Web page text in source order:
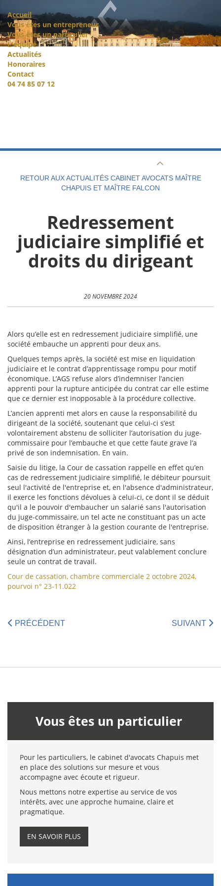
Accueil
Vous êtes un entrepreneur
Vous êtes un particulier
L'équipe
Actualités
Honoraires
Contact
04 74 85 07 12
RETOUR AUX ACTUALITÉS CABINET AVOCATS MAÎTRE
CHAPUIS ET MAÎTRE FALCON
Redressement
judiciaire simplifié et
droits du dirigeant
20 NOVEMBRE 2024
Alors qu’elle est en redressement judiciaire simplifié, une
société embauche un apprenti pour deux ans.
Quelques temps après, la société est mise en liquidation
judiciaire et le contrat d’apprentissage rompu pour motif
économique. L’AGS refuse alors d’indemniser l’ancien
apprenti pour la rupture anticipée du contrat car elle estime
que ce dernier est inopposable à la procédure collective.
L’ancien apprenti met alors en cause la responsabilité du
dirigeant de la société, soutenant que celui-ci s’est
volontairement abstenu de solliciter l’autorisation du juge-
commissaire pour l’embauche et que cette faute grave l’a
privé de son indemnisation. En vain.
Saisie du litige, la Cour de cassation rappelle en effet qu’en
cas de redressement judiciaire simplifié, le débiteur poursuit
seul l'activité de l'entreprise et, en l'absence d'administrateur,
il exerce les fonctions dévolues à celui-ci, ce dont il se déduit
qu'il a le pouvoir d'embaucher un salarié sans l'autorisation
du juge-commissaire, un tel acte ne constituant pas un acte
de disposition étranger à la gestion courante de l'entreprise.
Ainsi, l’entreprise en redressement judiciaire, sans
désignation d’un administrateur, peut valablement conclure
seule un contrat de travail.
Cour de cassation, chambre commerciale 2 octobre 2024,
pourvoi n° 23-11.022
PRÉCÉDENT SUIVANT
Vous êtes un particulier
Pour les particuliers, le cabinet d'avocats Chapuis met
en place des solutions sur mesure et vous
accompagne avec écoute et rigueur.
Nous mettons notre expertise au service de vos
intérêts, avec une approche humaine, claire et
pragmatique.
EN SAVOIR PLUS